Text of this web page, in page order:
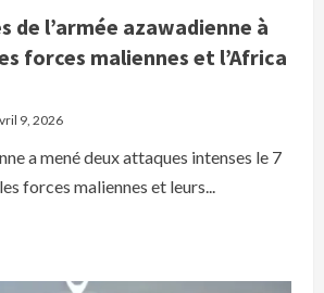
de l’armée azawadienne à
forces maliennes et l’Africa
9, 2026
a mené deux attaques intenses le 7
forces maliennes et leurs...